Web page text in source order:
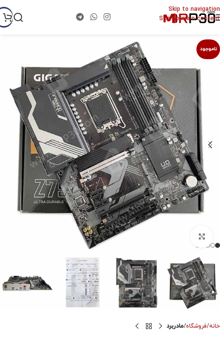
Skip to navigation
Skip to main content
ناموجود
خانه فروشگاه مادربرد